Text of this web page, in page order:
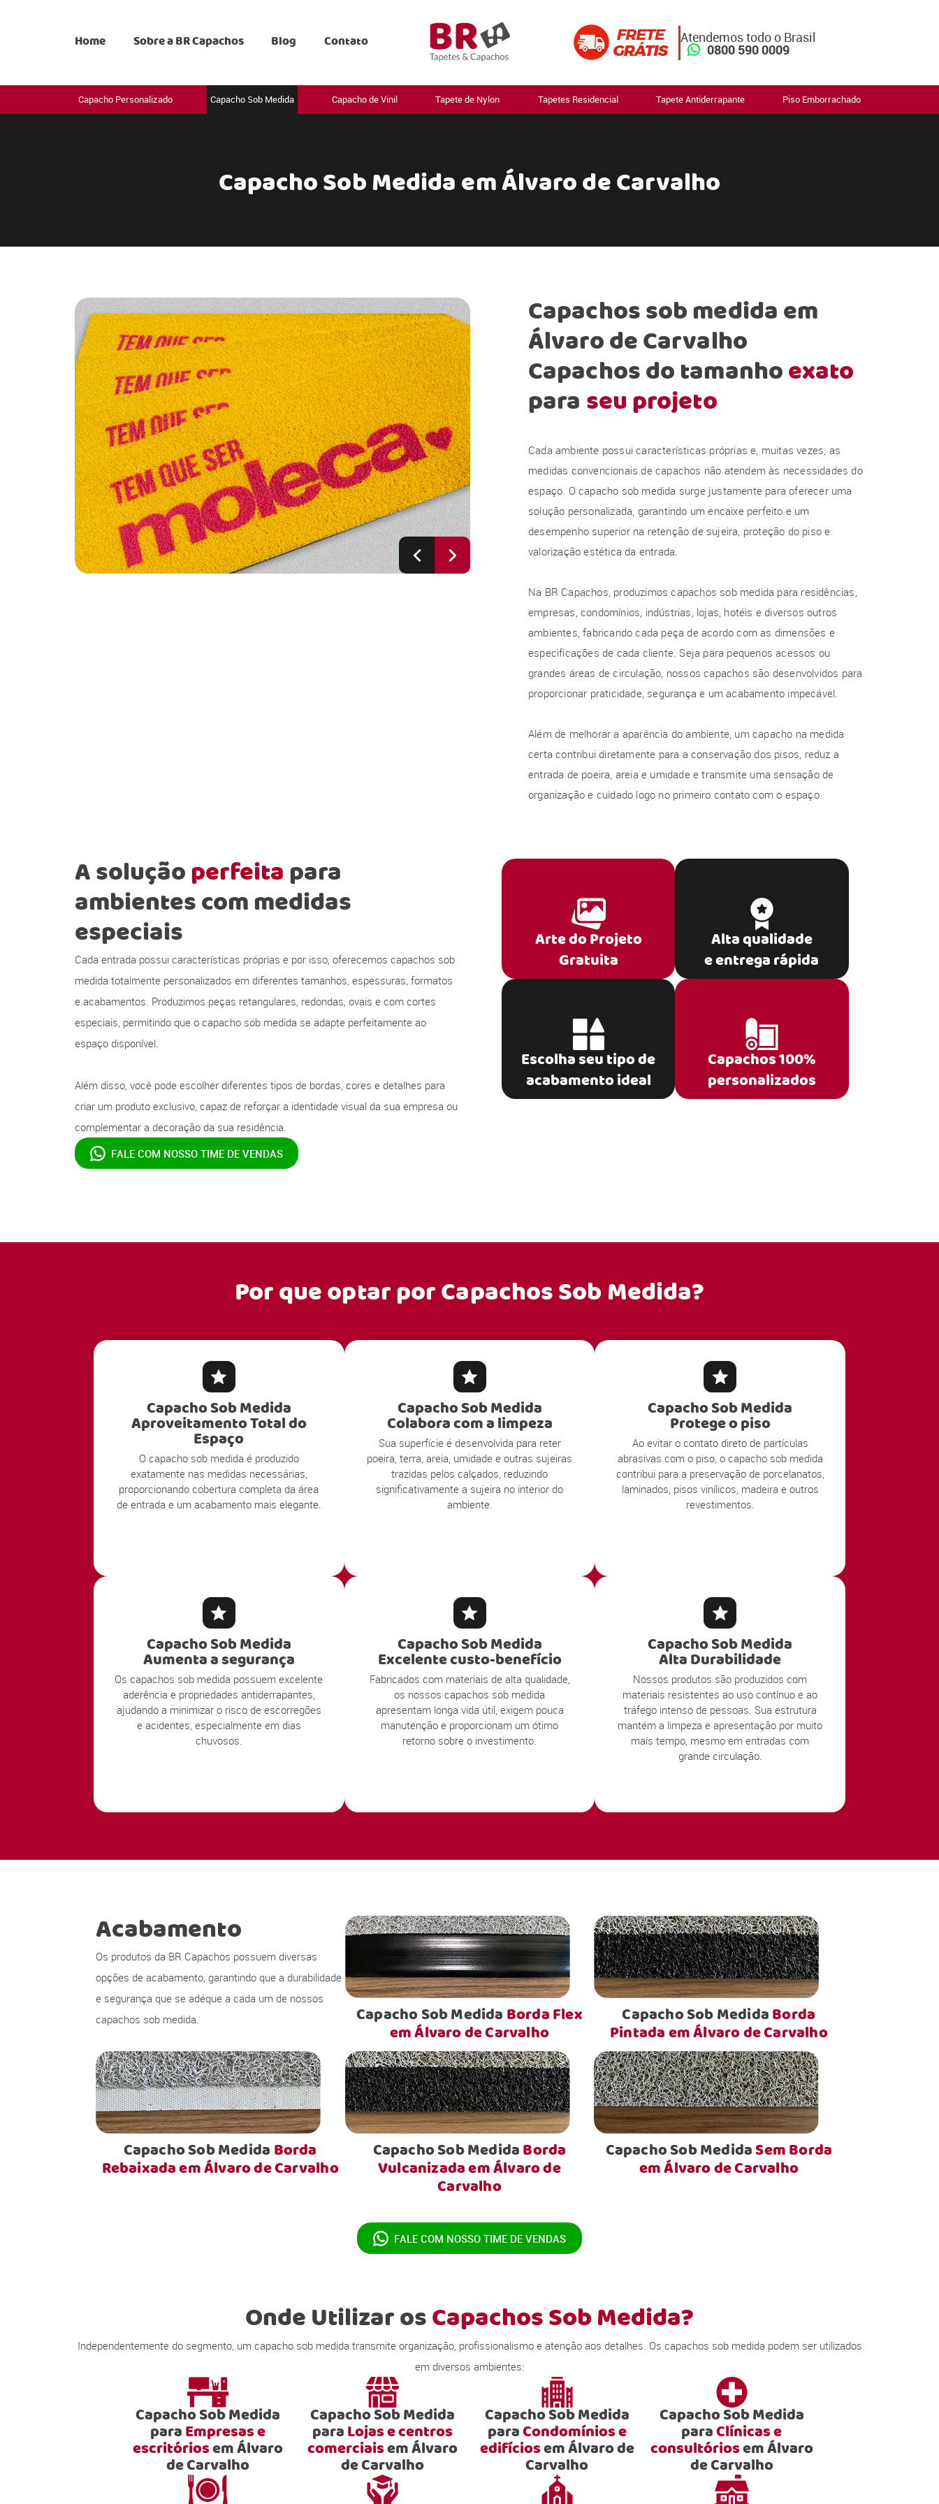
Home Sobre a BR Capachos Blog Contato Atendemos todo o Brasil
0800 590 0009
Capacho Personalizado Capacho Sob Medida Capacho de Vinil Tapete de Nylon Tapetes Residencial Tapete Antiderrapante Piso Emborrachado
Capacho Sob Medida em Álvaro de Carvalho
Capachos sob medida em
Álvaro de Carvalho
Capachos do tamanhoexato
paraseu projeto
Cada ambiente possui características próprias e, muitas vezes, as
medidas convencionais de capachos não atendem às necessidades do
espaço. O capacho sob medida surge justamente para oferecer uma
solução personalizada, garantindo um encaixe perfeito e um
desempenho superior na retenção de sujeira, proteção do piso e
valorização estética da entrada.
Na BR Capachos, produzimos capachos sob medida para residências,
empresas, condomínios, indústrias, lojas, hotéis e diversos outros
ambientes, fabricando cada peça de acordo com as dimensões e
especificações de cada cliente. Seja para pequenos acessos ou
grandes áreas de circulação, nossos capachos são desenvolvidos para
proporcionar praticidade, segurança e um acabamento impecável.
Além de melhorar a aparência do ambiente, um capacho na medida
certa contribui diretamente para a conservação dos pisos, reduz a
entrada de poeira, areia e umidade e transmite uma sensação de
organização e cuidado logo no primeiro contato com o espaço.
A soluçãoperfeitapara
ambientes com medidas
especiais
Cada entrada possui características próprias e por isso, oferecemos capachos sob
medida totalmente personalizados em diferentes tamanhos, espessuras, formatos
e acabamentos. Produzimos peças retangulares, redondas, ovais e com cortes
especiais, permitindo que o capacho sob medida se adapte perfeitamente ao
espaço disponível.
Além disso, você pode escolher diferentes tipos de bordas, cores e detalhes para
criar um produto exclusivo, capaz de reforçar a identidade visual da sua empresa ou
complementar a decoração da sua residência.
FALE COM NOSSO TIME DE VENDAS
Arte do Projeto
Gratuita
Alta qualidade
e entrega rápida
Escolha seu tipo de
acabamento ideal
Capachos 100%
personalizados
Por que optar porCapachos Sob Medida?
Capacho Sob Medida
Aproveitamento Total do
Espaço
O capacho sob medida é produzido
exatamente nas medidas necessárias,
proporcionando cobertura completa da área
de entrada e um acabamento mais elegante.
Capacho Sob Medida
Colabora com a limpeza
Sua superfície é desenvolvida para reter
poeira, terra, areia, umidade e outras sujeiras
trazidas pelos calçados, reduzindo
significativamente a sujeira no interior do
ambiente.
Capacho Sob Medida
Protege o piso
Ao evitar o contato direto de partículas
abrasivas com o piso, o capacho sob medida
contribui para a preservação de porcelanatos,
laminados, pisos vinílicos, madeira e outros
revestimentos.
Capacho Sob Medida
Aumenta a segurança
Os capachos sob medida possuem excelente
aderência e propriedades antiderrapantes,
ajudando a minimizar o risco de escorregões
e acidentes, especialmente em dias
chuvosos.
Capacho Sob Medida
Excelente custo-benefício
Fabricados com materiais de alta qualidade,
os nossos capachos sob medida
apresentam longa vida útil, exigem pouca
manutenção e proporcionam um ótimo
retorno sobre o investimento.
Capacho Sob Medida
Alta Durabilidade
Nossos produtos são produzidos com
materiais resistentes ao uso contínuo e ao
tráfego intenso de pessoas. Sua estrutura
mantém a limpeza e apresentação por muito
mais tempo, mesmo em entradas com
grande circulação.
Acabamento
Os produtos da BR Capachos possuem diversas
opções de acabamento, garantindo que a durabilidade
e segurança que se adéque a cada um de nossos
capachos sob medida.
Capacho Sob Medida Borda Flex
em Álvaro de Carvalho
Capacho Sob MedidaBorda
Pintada em Álvaro de Carvalho
Capacho Sob Medida Borda
Rebaixada em Álvaro de Carvalho
Capacho Sob MedidaBorda
Vulcanizada em Álvaro de
Carvalho
Capacho Sob MedidaSem Borda
em Álvaro de Carvalho
FALE COM NOSSO TIME DE VENDAS
Onde Utilizar osCapachos Sob Medida?
Independentemente do segmento, um capacho sob medida transmite organização, profissionalismo e atenção aos detalhes. Os capachos sob medida podem ser utilizados
em diversos ambientes:
Capacho Sob Medida
paraEmpresas e
escritóriosem Álvaro
de Carvalho
Capacho Sob Medida
paraLojas e centros
comerciaisem Álvaro
de Carvalho
Capacho Sob Medida
paraCondomínios e
edifíciosem Álvaro de
Carvalho
Capacho Sob Medida
paraClínicas e
consultóriosem Álvaro
de Carvalho